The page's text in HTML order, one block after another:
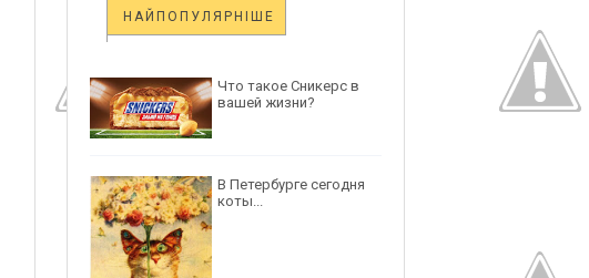
НАЙПОПУЛЯРНІШЕ
Что такое Сникерс в
вашей жизни?
В Петербурге сегодня
коты...